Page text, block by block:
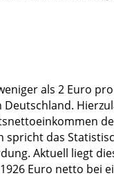
als 2 Euro
spricht das
Aktuell liegt
Euro netto bei